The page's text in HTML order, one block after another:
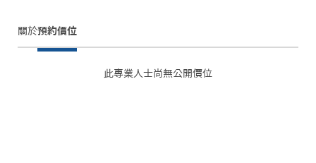
關於預約價位
此專業人士尚無公開價位